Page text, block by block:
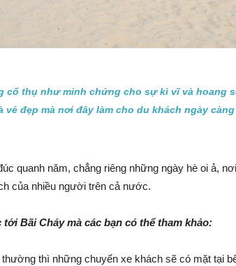
cổ thụ như minh chứng cho sự kì vĩ và hoang
vẻ đẹp mà nơi đây làm cho du khách ngày
quanh năm, chẳng riêng những ngày hè oi ả,
của nhiều người trên cả nước.
Bãi Cháy mà các bạn có thể tham khảo:
thường thì những chuyến xe khách sẽ có mặt tại